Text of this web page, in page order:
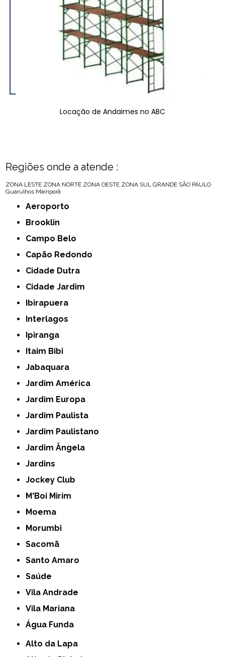
Locação de Andaimes no ABC
Regiões onde a atende :
ZONA LESTE ZONA NORTE ZONA OESTE ZONA SUL GRANDE SÃO PAULO
Guarulhos Mairiporã
Aeroporto
Brooklin
Campo Belo
Capão Redondo
Cidade Dutra
Cidade Jardim
Ibirapuera
Interlagos
Ipiranga
Itaim Bibi
Jabaquara
Jardim América
Jardim Europa
Jardim Paulista
Jardim Paulistano
Jardim Ângela
Jardins
Jockey Club
M'Boi Mirim
Moema
Morumbi
Sacomã
Santo Amaro
Saúde
Vila Andrade
Vila Mariana
Água Funda
Alto da Lapa